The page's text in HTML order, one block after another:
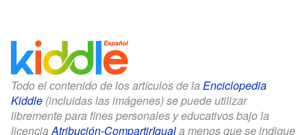
Todo el contenido de los artículos de la Enciclopedia
Kiddle (incluidas las imágenes) se puede utilizar
libremente para fines personales y educativos bajo la
licenciaAtribución-CompartirIguala menos que se indique